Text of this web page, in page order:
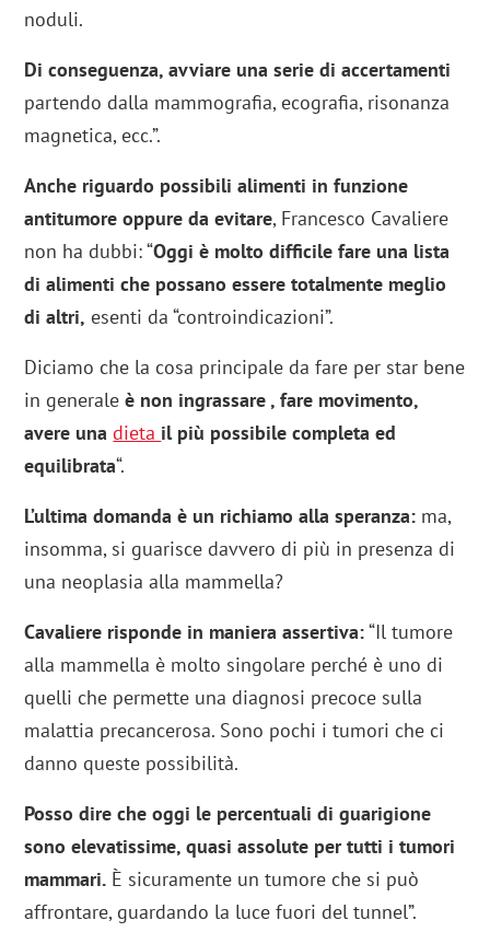
noduli.
Di conseguenza, avviare una serie di accertamenti
partendo dalla mammografia, ecografia, risonanza
magnetica, ecc.”.
Anche riguardo possibili alimenti in funzione
antitumore oppure da evitare, Francesco Cavaliere
non ha dubbi: “Oggi è molto difficile fare una lista
di alimenti che possano essere totalmente meglio
di altri, esenti da “controindicazioni”.
Diciamo che la cosa principale da fare per star bene
in generaleè non ingrassare , fare movimento,
avere unadieta il più possibile completa ed
equilibrata“.
L’ultima domanda è un richiamo alla speranza: ma,
insomma, si guarisce davvero di più in presenza di
una neoplasia alla mammella?
Cavaliere risponde in maniera assertiva:“Il tumore
alla mammella è molto singolare perché è uno di
quelli che permette una diagnosi precoce sulla
malattia precancerosa. Sono pochi i tumori che ci
danno queste possibilità.
Posso dire che oggi le percentuali di guarigione
sono elevatissime, quasi assolute per tutti i tumori
mammari. È sicuramente un tumore che si può
affrontare, guardando la luce fuori del tunnel”.